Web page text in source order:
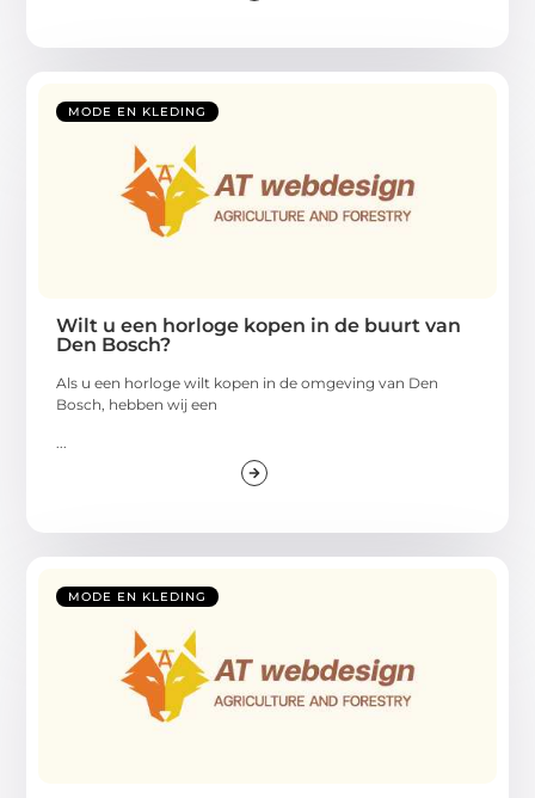
MODE EN KLEDING
Wilt u een horloge kopen in de buurt van
Den Bosch?
Als u een horloge wilt kopen in de omgeving van Den
Bosch, hebben wij een
...
MODE EN KLEDING